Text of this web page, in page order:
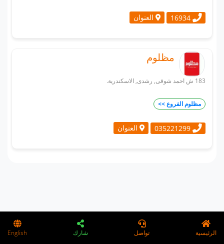
16934 العنوان
مظلوم
183 ش احمد شوقى, رشدى, الاسكندرية.
مظلوم الفروع >>
035221299 العنوان
الرئيسية تواصل شارك English